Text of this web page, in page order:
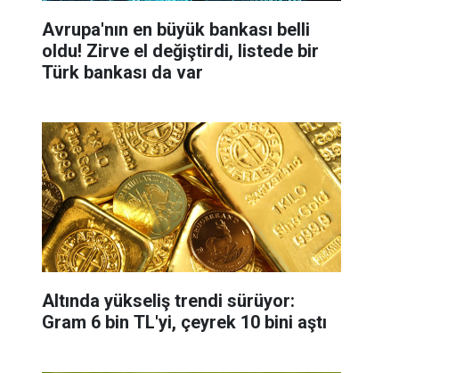
Avrupa'nın en büyük bankası belli
oldu! Zirve el değiştirdi, listede bir
Türk bankası da var
Altında yükseliş trendi sürüyor:
Gram 6 bin TL'yi, çeyrek 10 bini aştı